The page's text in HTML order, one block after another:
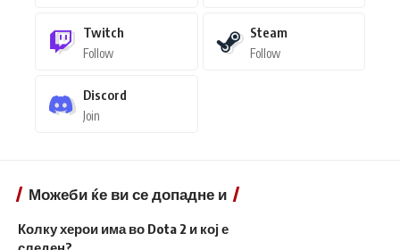
Twitch
Follow
Steam
Follow
Discord
Join
Можеби ќе ви се допадне и
Колку херои има во Dota 2 и кој е